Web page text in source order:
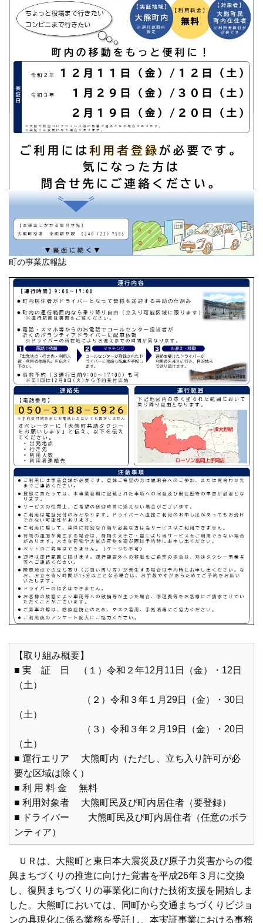
町の事業広報誌
【取り組み概要】
■ 実 証 日 （１）令和２年12月11日（金）・12日
（土）
（２）令和３年１月29日（金）・30日
（土）
（３）令和３年２月19日（金）・20日
（土）
■ 運行エリア 大熊町内（ただし、立ち入り許可が必
要な区域は除く）
■ 利 用 料 金 無料
■ 利用対象者 大熊町民及び町内居住者（要登録）
■ ドライバー 大熊町民及び町内居住者（任意のボラ
ンティア）
ＵＲは、大熊町と東日本大震災及び原子力災害からの復
興まちづくりの推進に向けた覚書を平成26年３月に交換
し、復興まちづくりの事業化に向けた技術支援を開始しま
した。大熊町においては、同町から交通まちづくりビジョ
ンの具現化に係る業務を受託し、本実証事業における事務